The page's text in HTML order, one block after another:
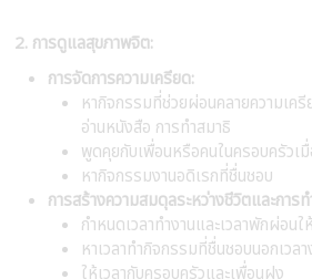
2. การดูแลสุขภาพจิต:
การจัดการความเครียด:
หากิจกรรมที่ช่วยผ่อนคลายความเค
อ่านหนังสือ การทำสมาธิ
พูดคุยกับเพื่อนหรือคนในครอบครัวเ
หากิจกรรมงานอดิเรกที่ชื่นชอบ
การสร้างความสมดุลระหว่างชีวิตและการท
กำหนดเวลาทำงานและเวลาพักผ่อนใ
หาเวลาทำกิจกรรมที่ชื่นชอบนอกเวลา
ให้เวลากับครอบครัวและเพื่อนฝูง